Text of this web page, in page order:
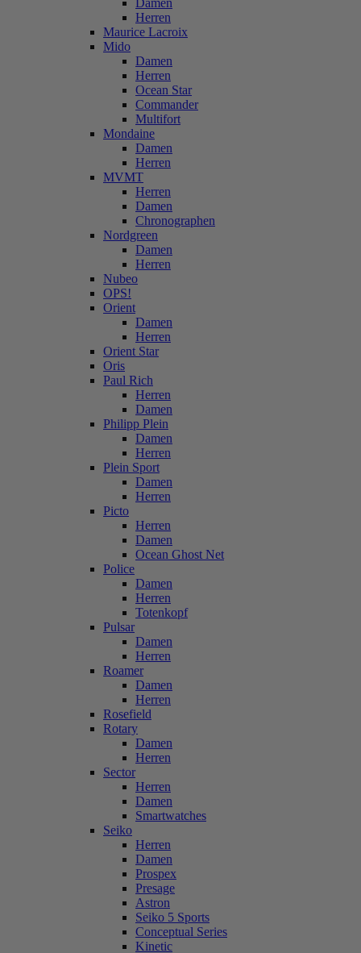
Damen
Herren
Maurice Lacroix
Mido
Damen
Herren
Ocean Star
Commander
Multifort
Mondaine
Damen
Herren
MVMT
Herren
Damen
Chronographen
Nordgreen
Damen
Herren
Nubeo
OPS!
Orient
Damen
Herren
Orient Star
Oris
Paul Rich
Herren
Damen
Philipp Plein
Damen
Herren
Plein Sport
Damen
Herren
Picto
Herren
Damen
Ocean Ghost Net
Police
Damen
Herren
Totenkopf
Pulsar
Damen
Herren
Roamer
Damen
Herren
Rosefield
Rotary
Damen
Herren
Sector
Herren
Damen
Smartwatches
Seiko
Herren
Damen
Prospex
Presage
Astron
Seiko 5 Sports
Conceptual Series
Kinetic